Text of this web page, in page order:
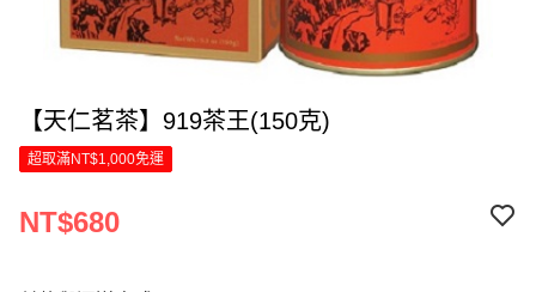
【天仁茗茶】919茶王(150克)
超取滿NT$1,000免運
NT$680